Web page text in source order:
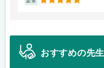
おすすめの先生